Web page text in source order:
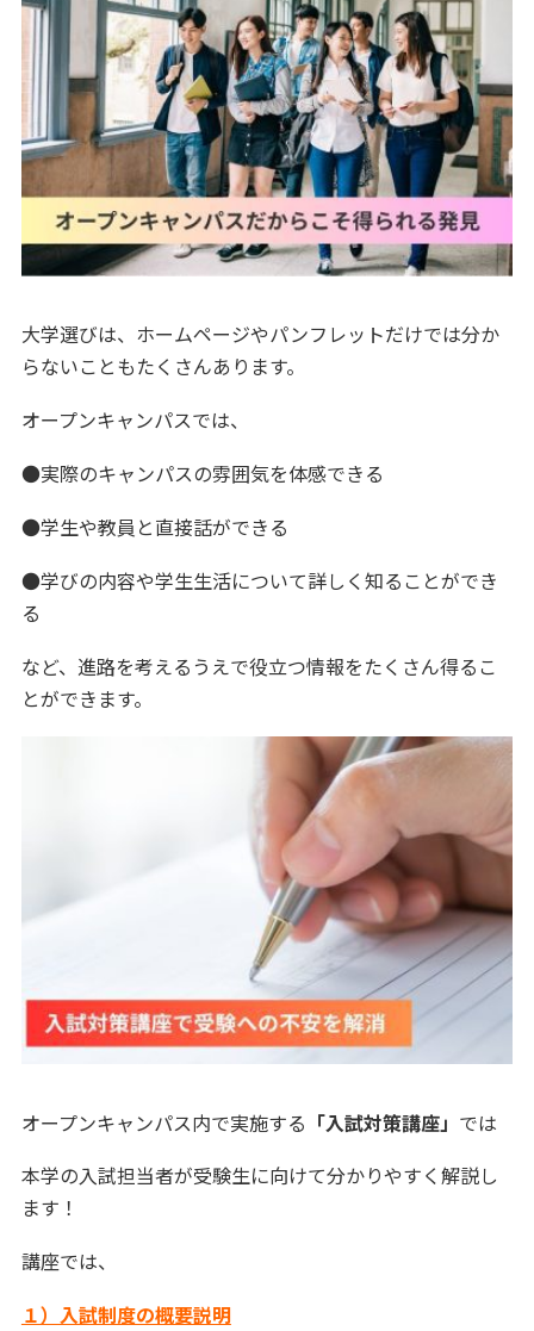
大学選びは、ホームページやパンフレットだけでは分か
らないこともたくさんあります。
オープンキャンパスでは、
●実際のキャンパスの雰囲気を体感できる
●学生や教員と直接話ができる
●学びの内容や学生生活について詳しく知ることができ
る
など、進路を考えるうえで役立つ情報をたくさん得るこ
とができます。
オープンキャンパス内で実施する 「入試対策講座」 では
本学の入試担当者が受験生に向けて分かりやすく解説し
ます！
講座では、
１）入試制度の概要説明